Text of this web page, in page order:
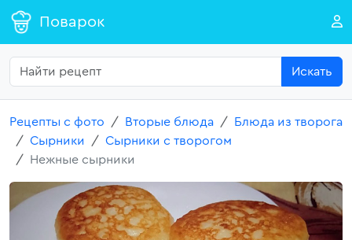
Поварок
Искать
Рецепты с фото Вторые блюда
Блюда из творога
Сырники
Сырники с творогом
Нежные сырники